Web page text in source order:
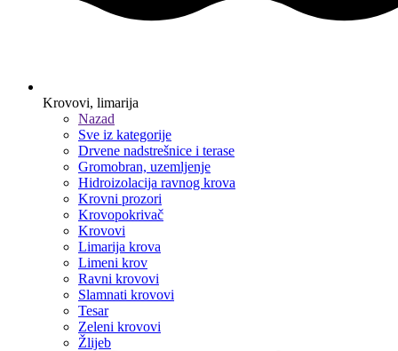
Krovovi, limarija
Nazad
Sve iz kategorije
Drvene nadstrešnice i terase
Gromobran, uzemljenje
Hidroizolacija ravnog krova
Krovni prozori
Krovopokrivač
Krovovi
Limarija krova
Limeni krov
Ravni krovovi
Slamnati krovovi
Tesar
Zeleni krovovi
Žlijeb